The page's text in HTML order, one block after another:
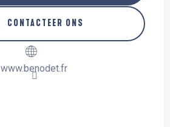
CONTACTEER ONS
www.benodet.fr